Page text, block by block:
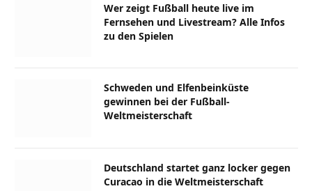
Wer zeigt Fußball heute live im
Fernsehen und Livestream? Alle Infos
zu den Spielen
Schweden und Elfenbeinküste
gewinnen bei der Fußball-
Weltmeisterschaft
Deutschland startet ganz locker gegen
Curacao in die Weltmeisterschaft